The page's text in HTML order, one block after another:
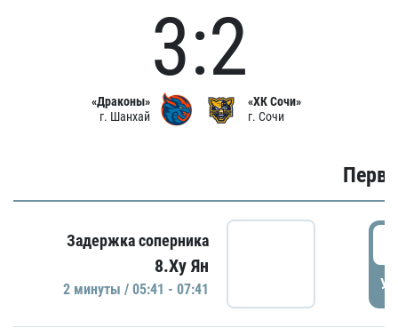
«Драконы»
г. Шанхай
3:2
«ХК Сочи»
г. Сочи
Задержка соперника
8.Ху Ян
2 минуты / 05:41 - 07:41